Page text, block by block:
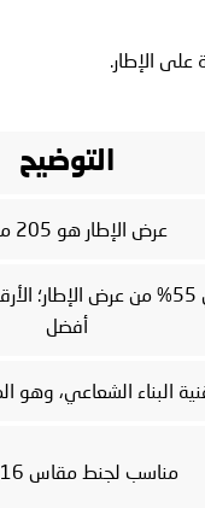
على الإطار.
التوضيح
عرض الإطار هو 205 مليمتر
ارتفاع الجدار الجانبي يساوي
أفضل
البناء الشعاعي، وهو
مناسب لجنط مقاس 16 بوصة